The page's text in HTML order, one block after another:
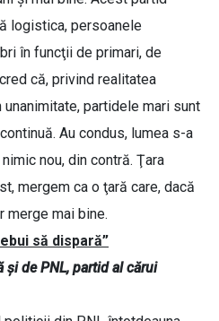
logistica, persoanele
în funcţii de primari, de
că, privind realitatea
partidele mari sunt
Au condus, lumea s-a
nou, din contră. Ţara
mergem ca o ţară care, dacă
merge mai bine.
să dispară”
şi de PNL, partid al cărui